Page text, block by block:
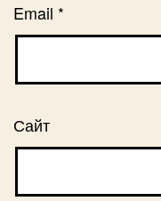
Email *
Сайт